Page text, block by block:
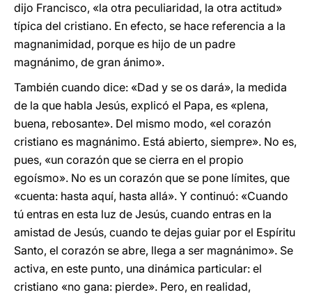
dijo Francisco, «la otra peculiaridad, la otra actitud»
típica del cristiano. En efecto, se hace referencia a la
magnanimidad, porque es hijo de un padre
magnánimo, de gran ánimo».
También cuando dice: «Dad y se os dará», la medida
de la que habla Jesús, explicó el Papa, es «plena,
buena, rebosante». Del mismo modo, «el corazón
cristiano es magnánimo. Está abierto, siempre». No es,
pues, «un corazón que se cierra en el propio
egoísmo». No es un corazón que se pone límites, que
«cuenta: hasta aquí, hasta allá». Y continuó: «Cuando
tú entras en esta luz de Jesús, cuando entras en la
amistad de Jesús, cuando te dejas guiar por el Espíritu
Santo, el corazón se abre, llega a ser magnánimo». Se
activa, en este punto, una dinámica particular: el
cristiano «no gana: pierde». Pero, en realidad,